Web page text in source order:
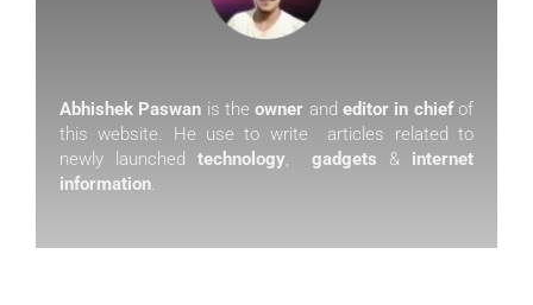
Abhishek Paswan is theowner andeditor in chiefof
this website. He use to write articles related to
newly launched technology,gadgets & internet
information.